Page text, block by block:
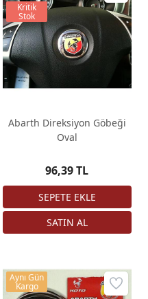
Abarth Direksiyon Göbeği
Oval
96,39 TL
Kritik
Stok
Aynı Gün
Kargo